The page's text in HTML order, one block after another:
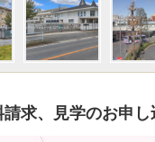
求、見学のお申